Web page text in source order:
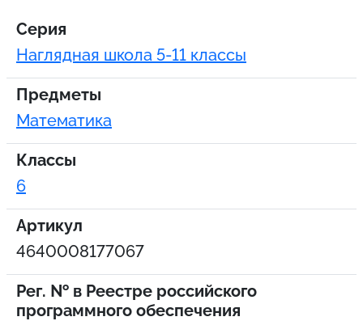
Серия
Наглядная школа 5-11 классы
Предметы
Математика
Классы
6
Артикул
4640008177067
Рег. № в Реестре российского
программного обеспечения